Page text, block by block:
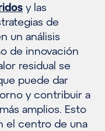
y las
de
un análisis
de innovación
residual se
puede dar
y contribuir a
amplios. Esto
el centro de una